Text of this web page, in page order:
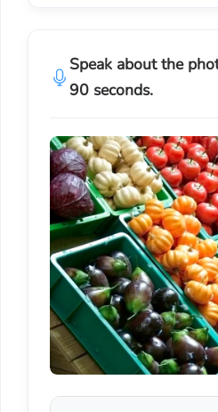
Speak about the
90 seconds.